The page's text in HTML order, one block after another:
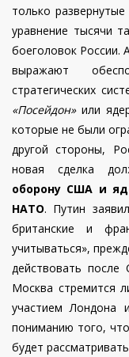
только
уравнение тысячи
боеголовок России.
выражают
стратегических
«Посейдон» или
которые не были
другой стороны,
новая сделка
оборону США и
НАТО. Путин
британские и
учитываться»,
действовать после
Москва стремится
участием
пониманию того,
будет